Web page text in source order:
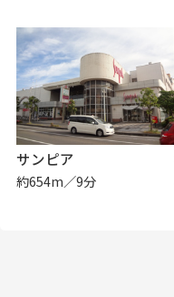
サンピア
約654m／9分